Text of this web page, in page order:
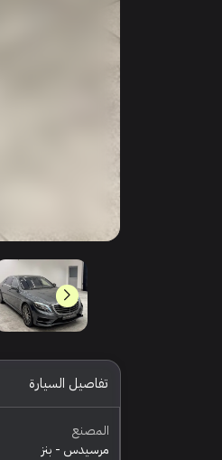
تفاصيل السيارة
المصنع
مرسيدس - بنز